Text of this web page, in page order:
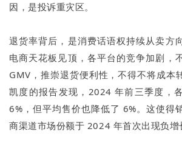
因，是投诉重灾区。
退货率背后，是消费话语权持续从卖方
电商天花板见顶，各平台的竞争加剧，
GMV，推崇退货便利性，不得不将成本
凯度的报告发现，2024 年前三季度，
6%，但平均售价也降低了 6%。这使得
商渠道市场份额于 2024 年首次出现负增